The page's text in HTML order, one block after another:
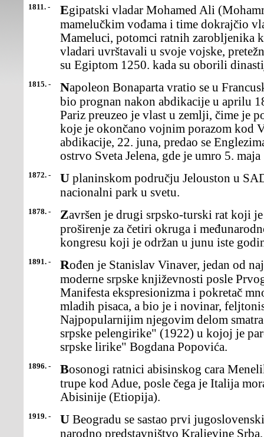
1811. - Egipatski vladar Mohamed Ali (Mohammed) izvršio je pokolj nad
mamelučkim vođama i time dokrajčio
Mameluci, potomci ratnih zarobljenika
vladari uvrštavali u svoje vojske,
su Egiptom 1250. kada su oborili
1815. - Napoleon Bonaparta vratio se u Francusku sa ostrva Elba, gde je
bio prognan nakon abdikacije u aprilu
Pariz preuzeo je vlast u zemlji, čime je
koje je okončano vojnim porazom kod
abdikacije, 22. juna, predao se
ostrvo Sveta Jelena, gde je umro 5.
1872. - U planinskom području Jelouston u SAD osnovan je prvi
nacionalni park u svetu.
1878. - Završen je drugi srpsko-turski rat koji je Srbiji doneo teritorijalno
proširenje za četiri okruga i
kongresu koji je održan u junu iste
1891. - Rođen je Stanislav Vinaver, jedan od najznačajnijih protagonista
moderne srpske književnosti posle
Manifesta ekspresionizma i pokretač
mladih pisaca, a bio je i novinar,
Najpopularnijim njegovim delom
srpske pelengirike" (1922) u kojoj je
srpske lirike" Bogdana Popovića.
1896. - Bosonogi ratnici abisinskog cara Menelika II potukli su italijanske
trupe kod Adue, posle čega je Italija
Abisinije (Etiopija).
1919. - U Beogradu se sastao prvi jugoslovenski parlament - Privremeno
narodno predstavništvo Kraljevine